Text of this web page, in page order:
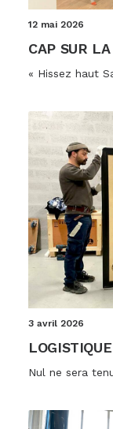
12 mai 2026
CAP SUR
« Hissez haut
3 avril 2026
Nul ne sera